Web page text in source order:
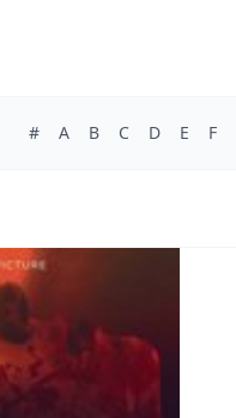
# A B C D E F